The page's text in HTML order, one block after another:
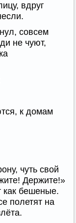
вдруг
совсем
не чуют,
к домам
чуть свой
Держите!»
как бешеные.
полетят на